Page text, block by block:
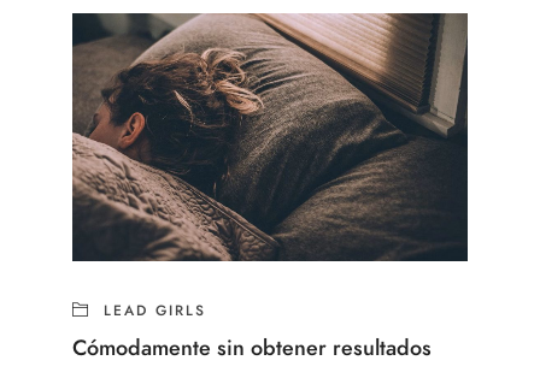
LEAD GIRLS
Cómodamente sin obtener resultados